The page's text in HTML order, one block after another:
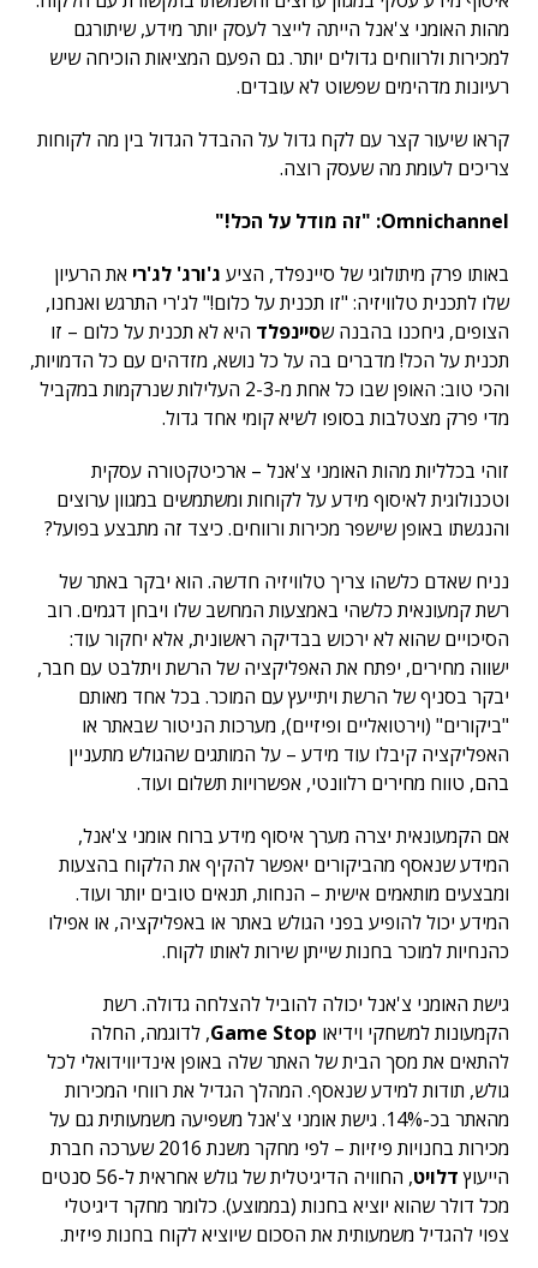
מהות האומני צ'אנל הייתה לייצר לעסק יותר מידע, שיתורגם
למכירות ולרווחים גדולים יותר. גם הפעם המציאות הוכיחה שיש
רעיונות מדהימים שפשוט לא עובדים.
קראו שיעור קצר עם לקח גדול על ההבדל הגדול בין מה לקוחות
צריכים לעומת מה שעסק רוצה.
Omnichannel: "זה מודל על הכל!"
באותו פרק מיתולוגי של סיינפלד, הציע ג'ורג' לג'רי את הרעיון
שלו לתכנית טלוויזיה: "זו תכנית על כלום!" לג'רי התרגש ואנחנו,
הצופים, גיחכנו בהבנה שסיינפלד היא לא תכנית על כלום – זו
תכנית על הכל! מדברים בה על כל נושא, מזדהים עם כל הדמויות,
והכי טוב: האופן שבו כל אחת מ-2-3 העלילות שנרקמות במקביל
מדי פרק מצטלבות בסופו לשיא קומי אחד גדול.
זוהי בכלליות מהות האומני צ'אנל – ארכיטקטורה עסקית
וטכנולוגית לאיסוף מידע על לקוחות ומשתמשים במגוון ערוצים
והנגשתו באופן שישפר מכירות ורווחים. כיצד זה מתבצע בפועל?
נניח שאדם כלשהו צריך טלוויזיה חדשה. הוא יבקר באתר של
רשת קמעונאית כלשהי באמצעות המחשב שלו ויבחן דגמים. רוב
הסיכויים שהוא לא ירכוש בבדיקה ראשונית, אלא יחקור עוד:
ישווה מחירים, יפתח את האפליקציה של הרשת ויתלבט עם חבר,
יבקר בסניף של הרשת ויתייעץ עם המוכר. בכל אחד מאותם
"ביקורים" (וירטואליים ופיזיים), מערכות הניטור שבאתר או
האפליקציה קיבלו עוד מידע – על המותגים שהגולש מתעניין
בהם, טווח מחירים רלוונטי, אפשרויות תשלום ועוד.
אם הקמעונאית יצרה מערך איסוף מידע ברוח אומני צ'אנל,
המידע שנאסף מהביקורים יאפשר להקיף את הלקוח בהצעות
ומבצעים מותאמים אישית – הנחות, תנאים טובים יותר ועוד.
המידע יכול להופיע בפני הגולש באתר או באפליקציה, או אפילו
כהנחיות למוכר בחנות שייתן שירות לאותו לקוח.
גישת האומני צ'אנל יכולה להוביל להצלחה גדולה. רשת
הקמעונות למשחקי וידיאו Game Stop, לדוגמה, החלה
להתאים את מסך הבית של האתר שלה באופן אינדיווידואלי לכל
גולש, תודות למידע שנאסף. המהלך הגדיל את רווחי המכירות
מהאתר בכ-14%. גישת אומני צ'אנל משפיעה משמעותית גם על
מכירות בחנויות פיזיות – לפי מחקר משנת 2016 שערכה חברת
הייעוץדלויט
, החוויה הדיגיטלית של גולש אחראית ל-56 סנטים
מכל דולר שהוא יוציא בחנות (בממוצע). כלומר מחקר דיגיטלי
צפוי להגדיל משמעותית את הסכום שיוציא לקוח בחנות פיזית.